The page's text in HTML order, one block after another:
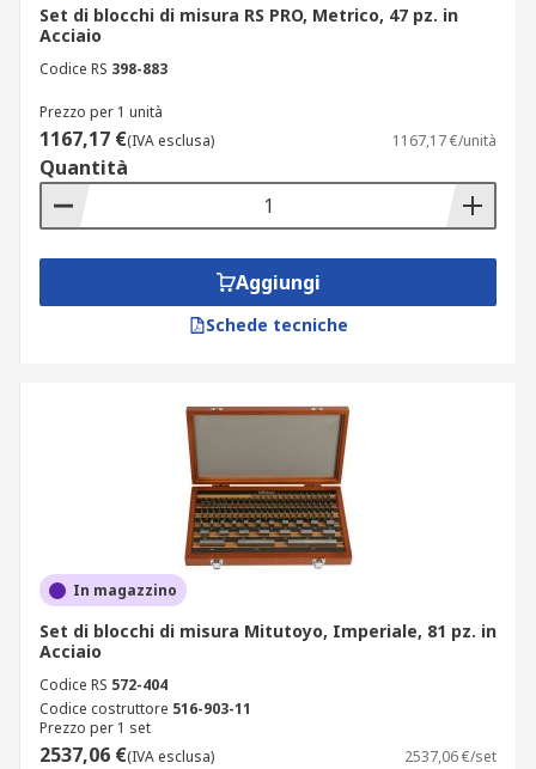
Set di blocchi di misura RS PRO, Metrico, 47 pz. in
Acciaio
Codice RS 398-883
Prezzo per 1 unità
1167,17 €(IVA esclusa) 1167,17 €/unità
Quantità
Aggiungi
Schede tecniche
In magazzino
Set di blocchi di misura Mitutoyo, Imperiale, 81 pz. in
Acciaio
Codice RS 572-404
Codice costruttore 516-903-11
Prezzo per 1 set
2537,06 €(IVA esclusa) 2537,06 €/set